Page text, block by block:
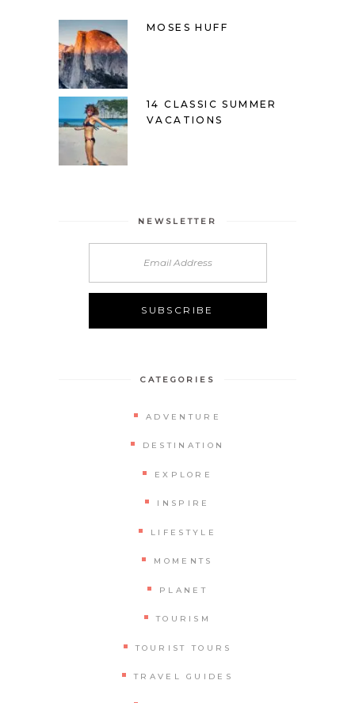
MOSES HUFF
14 CLASSIC SUMMER
VACATIONS
NEWSLETTER
CATEGORIES
ADVENTURE
DESTINATION
EXPLORE
INSPIRE
LIFESTYLE
MOMENTS
PLANET
TOURISM
TOURIST TOURS
TRAVEL GUIDES